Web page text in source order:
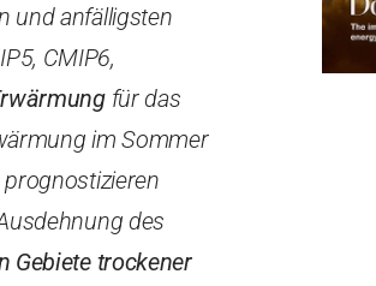
und anfälligsten
CMIP6,
für das
im Sommer
des
Gebiete trockener